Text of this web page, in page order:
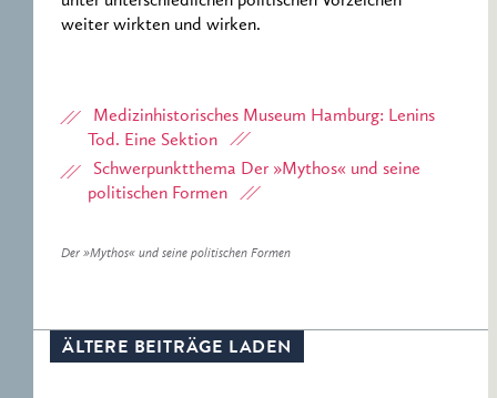
weiter wirkten und wirken.
Medizinhistorisches Museum Hamburg: Lenins
Tod. Eine Sektion
Schwerpunktthema Der »Mythos« und seine
politischen Formen
Der »Mythos« und seine politischen Formen
ÄLTERE BEITRÄGE LADEN